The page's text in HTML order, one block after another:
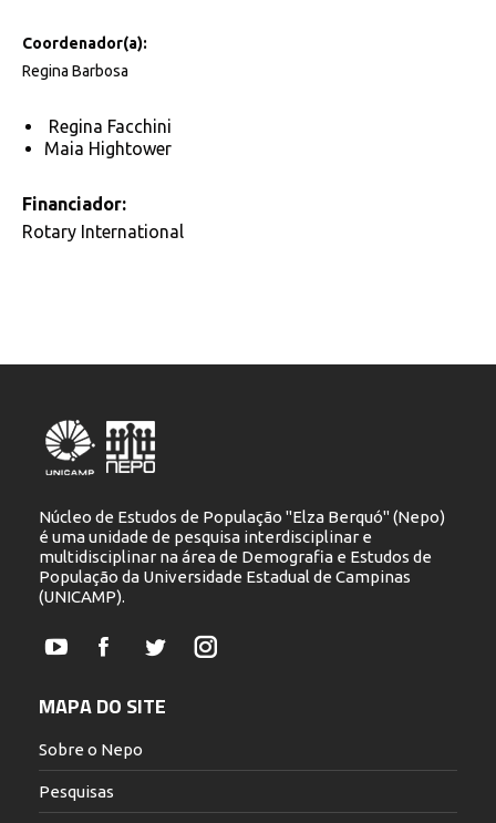
Coordenador(a):
Regina Barbosa
Regina Facchini
Maia Hightower
Financiador:
Rotary International
Núcleo de Estudos de População "Elza Berquó" (Nepo)
é uma unidade de pesquisa interdisciplinar e
multidisciplinar na área de Demografia e Estudos de
População da Universidade Estadual de Campinas
(UNICAMP).
YouTubeFacebookTwitterInstagram
MAPA DO SITE
Sobre o Nepo
Pesquisas